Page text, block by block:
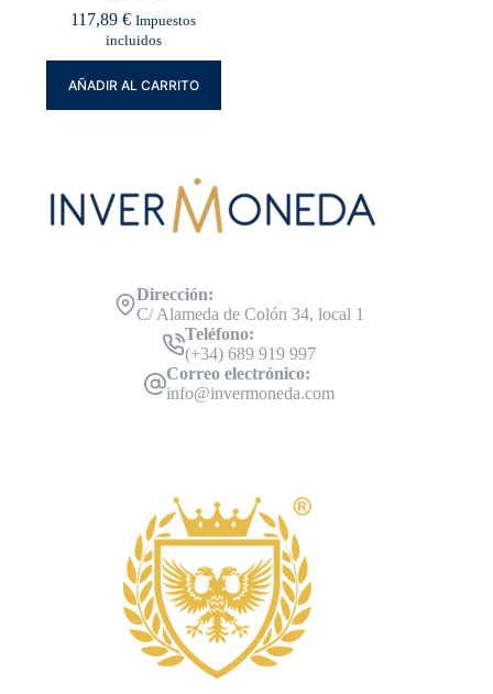
117,89€ Impuestos
incluidos
AÑADIR AL CARRITO
Dirección:
C/ Alameda de Colón 34, local 1
Teléfono:
(+34) 689 919 997
Correo electrónico:
info@invermoneda.com